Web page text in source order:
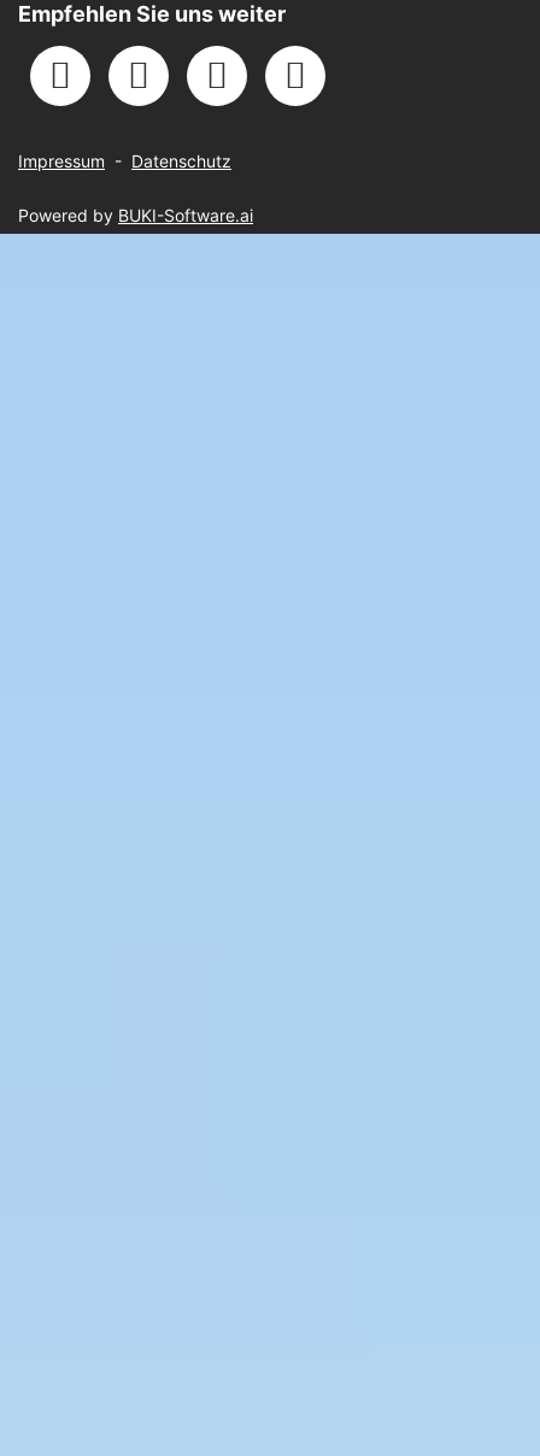
Empfehlen Sie uns weiter
Impressum - Datenschutz
Powered by BUKI-Software.ai